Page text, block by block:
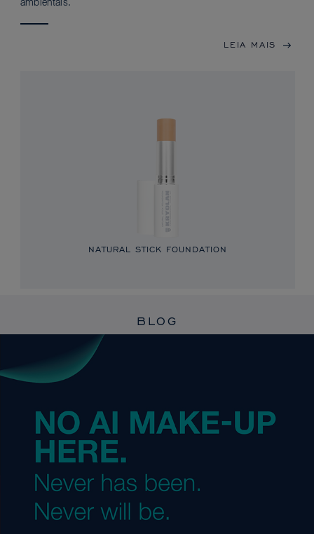
ambientais.
LEIA MAIS
NATURAL STICK FOUNDATION
BLOG